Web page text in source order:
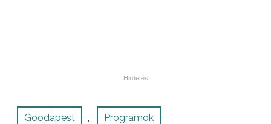
Goodapest , Programok